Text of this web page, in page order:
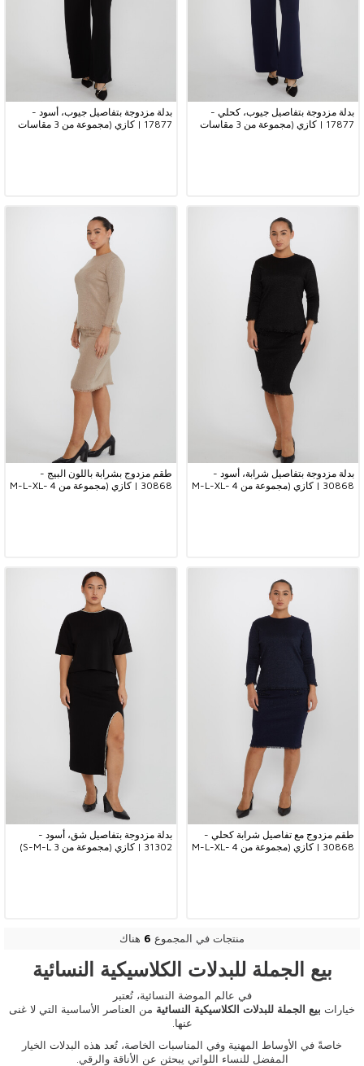
بدلة مزدوجة بتفاصيل جيوب، كحلي -
17877 | كازي (مجموعة من 3 مقاسات
بدلة مزدوجة بتفاصيل جيوب، أسود -
17877 | كازي (مجموعة من 3 مقاسات
بدلة مزدوجة بتفاصيل شرابة، أسود -
30868 | كازي (مجموعة من 4 M-L-XL-
طقم مزدوج بشرابة باللون البيج -
30868 | كازي (مجموعة من 4 M-L-XL-
طقم مزدوج مع تفاصيل شرابة كحلي -
30868 | كازي (مجموعة من 4 M-L-XL-
بدلة مزدوجة بتفاصيل شق، أسود -
31302 | كازي (مجموعة من 3 S-M-L)
منتجات في المجموع 6 هناك
بيع الجملة للبدلات الكلاسيكية النسائية
في عالم الموضة النسائية، تُعتبر
خيارات بيع الجملة للبدلات الكلاسيكية النسائية من العناصر الأساسية التي لا غنى
عنها.
خاصةً في الأوساط المهنية وفي المناسبات الخاصة، تُعد هذه البدلات الخيار
المفضل للنساء اللواتي يبحثن عن الأناقة والرقي.